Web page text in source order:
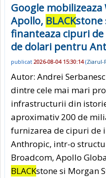
Google
Apollo, BLACKstone
finanteaza cipuri
de dolari pentru
publicat 2026-08-04 15:30:14(Ziarul-
Autor: Andrei
dintre cele mai mari
infrastructurii din
aproximativ 200 de
furnizarea de cipuri de
Anthropic, intr-o
Broadcom, Apollo
BLACKstone si Morgan